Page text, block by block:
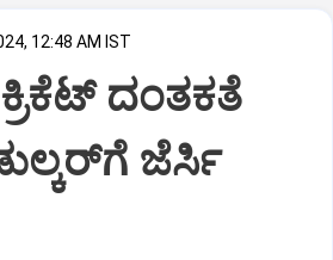
12:48 AM IST
ದಂತಕತೆ
ಜೆರ್ಸಿ